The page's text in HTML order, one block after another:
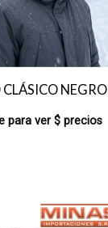
NEGRO
para ver $ precios